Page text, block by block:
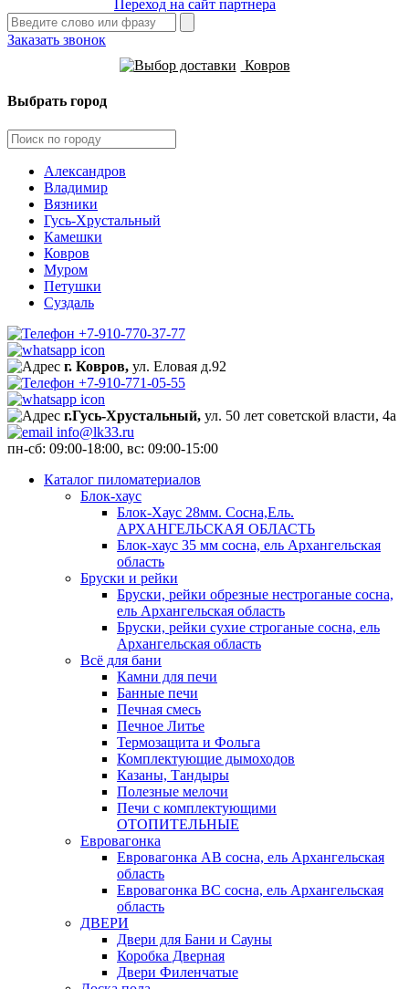
Переход на сайт партнера
Заказать звонок
Ковров
Выбрать город
Александров
Владимир
Вязники
Гусь-Хрустальный
Камешки
Ковров
Муром
Петушки
Суздаль
+7-910-770-37-77
г. Ковров, ул. Еловая д.92
+7-910-771-05-55
г.Гусь-Хрустальный, ул. 50 лет советской власти, 4а
info@lk33.ru
пн-сб: 09:00-18:00, вс: 09:00-15:00
Каталог пиломатериалов
Блок-хаус
Блок-Хаус 28мм. Сосна,Ель.
АРХАНГЕЛЬСКАЯ ОБЛАСТЬ
Блок-хаус 35 мм сосна, ель Архангельская
область
Бруски и рейки
Бруски, рейки обрезные нестроганые сосна,
ель Архангельская область
Бруски, рейки сухие строганые сосна, ель
Архангельская область
Всё для бани
Камни для печи
Банные печи
Печная смесь
Печное Литье
Термозащита и Фольга
Комплектующие дымоходов
Казаны, Тандыры
Полезные мелочи
Печи с комплектующими
ОТОПИТЕЛЬНЫЕ
Евровагонка
Евровагонка АВ сосна, ель Архангельская
область
Евровагонка ВС сосна, ель Архангельская
область
ДВЕРИ
Двери для Бани и Сауны
Коробка Дверная
Двери Филенчатые